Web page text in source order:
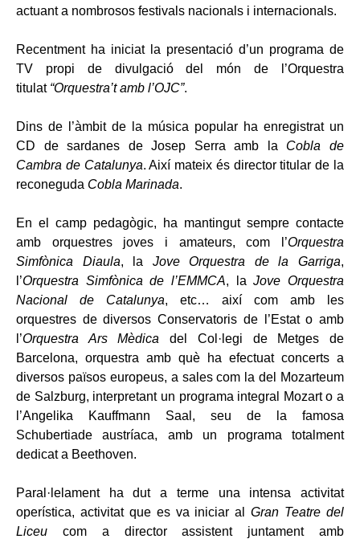
actuant a nombrosos festivals nacionals i internacionals.
Recentment ha iniciat la presentació d’un programa de
TV propi de divulgació del món de l’Orquestra
titulat “Orquestra’t amb l’OJC”.
Dins de l’àmbit de la música popular ha enregistrat un
CD de sardanes de Josep Serra amb la Cobla de
Cambra de Catalunya. Així mateix és director titular de la
reconeguda Cobla Marinada.
En el camp pedagògic, ha mantingut sempre contacte
amb orquestres joves i amateurs, com l’Orquestra
Simfònica Diaula, la Jove Orquestra de la Garriga,
l’Orquestra Simfònica de l’EMMCA, laJove Orquestra
Nacional de Catalunya, etc… així com amb les
orquestres de diversos Conservatoris de l’Estat o amb
l’Orquestra Ars Mèdica del Col·legi de Metges de
Barcelona, ​​orquestra amb què ha efectuat concerts a
diversos països europeus, a sales com la del Mozarteum
de Salzburg, interpretant un programa integral Mozart o a
l’Angelika Kauffmann Saal, seu de la famosa
Schubertiade austríaca, amb un programa totalment
dedicat a Beethoven.
Paral·lelament ha dut a terme una intensa activitat
operística, activitat que es va iniciar alGran Teatre del
Liceu com a director assistent juntament amb